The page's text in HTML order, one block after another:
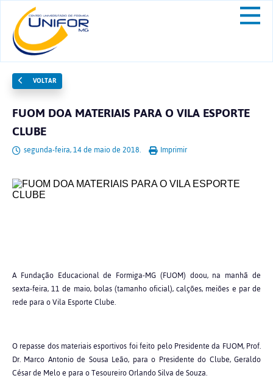
VOLTAR
FUOM DOA MATERIAIS PARA O VILA ESPORTE
CLUBE
segunda-feira, 14 de maio de 2018. Imprimir
A Fundação Educacional de Formiga-MG (FUOM) doou, na manhã de
sexta-feira, 11 de maio, bolas (tamanho oficial), calções, meiões e par de
rede para o Vila Esporte Clube.
O repasse dos materiais esportivos foi feito pelo Presidente da FUOM, Prof.
Dr. Marco Antonio de Sousa Leão, para o Presidente do Clube, Geraldo
César de Melo e para o Tesoureiro Orlando Silva de Souza.